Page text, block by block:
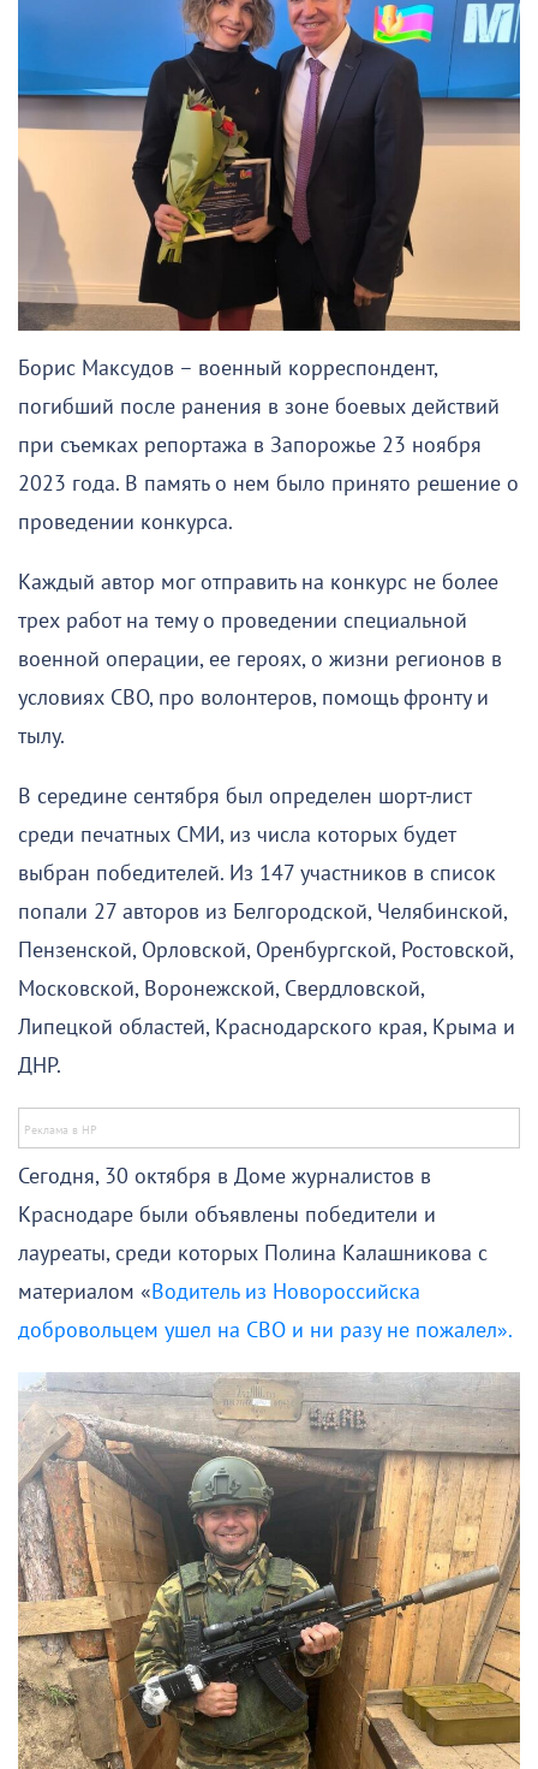
Борис Максудов – военный корреспондент,
погибший после ранения в зоне боевых действий
при съемках репортажа в Запорожье 23 ноября
2023 года. В память о нем было принято решение о
проведении конкурса.
Каждый автор мог отправить на конкурс не более
трех работ на тему о проведении специальной
военной операции, ее героях, о жизни регионов в
условиях СВО, про волонтеров, помощь фронту и
тылу.
В середине сентября был определен шорт-лист
среди печатных СМИ, из числа которых будет
выбран победителей. Из 147 участников в список
попали 27 авторов из Белгородской, Челябинской,
Пензенской, Орловской, Оренбургской, Ростовской,
Московской, Воронежской, Свердловской,
Липецкой областей, Краснодарского края, Крыма и
ДНР.
Сегодня, 30 октября в Доме журналистов в
Краснодаре были объявлены победители и
лауреаты, среди которых Полина Калашникова с
материалом «Водитель из Новороссийска
добровольцем ушел на СВО и ни разу не пожалел».